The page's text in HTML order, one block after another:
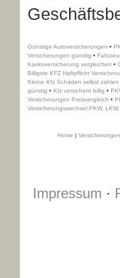
Günstige Auto­ver­si­che­rungen •
Versicherungen günstig •
Kaskoversicherung ver­gleichen •
Billigste KFZ Haft­pflicht
Kleine Kfz Schäden selbst zahlen
günstig • Kfz ver­sichern billig •
Versicherungen Preisvergleich •
Versicherungswechsel PKW,
Home | Versicherungen
Impressum ·